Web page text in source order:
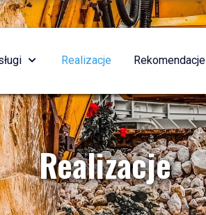
Realizacje Rekomendacje
Realizacje